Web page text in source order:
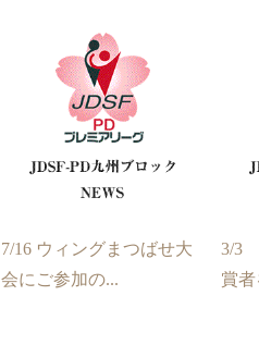
7/16 ウィングまつばせ大
会にご参加の...
3/3
賞